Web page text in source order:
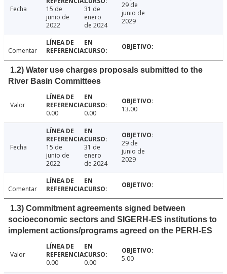
Fecha
15 de
junio de
2022
31 de
enero
de 2024
29 de
junio de
2029
Comentar
1.2) Water use charges proposals submitted to the
River Basin Committees
Valor
0.00
0.00 13.00
Fecha
15 de
junio de
2022
31 de
enero
de 2024
29 de
junio de
2029
Comentar
1.3) Commitment agreements signed between
socioeconomic sectors and SIGERH-ES institutions to
implement actions/programs agreed on the PERH-ES
Valor
0.00
0.00 5.00